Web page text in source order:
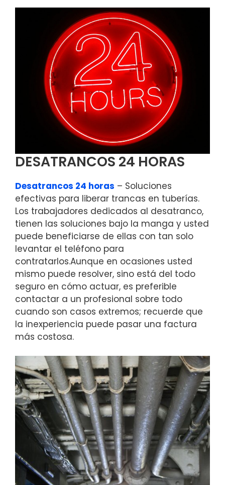
DESATRANCOS 24 HORAS
Desatrancos 24 horas – Soluciones
efectivas para liberar trancas en tuberías.
Los trabajadores dedicados al desatranco,
tienen las soluciones bajo la manga y usted
puede beneficiarse de ellas con tan solo
levantar el teléfono para
contratarlos.Aunque en ocasiones usted
mismo puede resolver, sino está del todo
seguro en cómo actuar, es preferible
contactar a un profesional sobre todo
cuando son casos extremos; recuerde que
la inexperiencia puede pasar una factura
más costosa.